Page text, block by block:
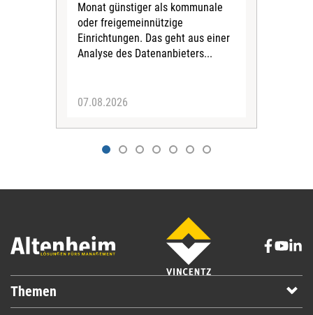
Monat günstiger als kommunale
oder freigemeinnützige
Einrichtungen. Das geht aus einer
Analyse des Datenanbieters...
07.08.2026
Themen